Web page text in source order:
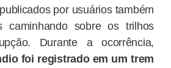
por usuários também
caminhando sobre os trilhos
Durante a ocorrência,
foi registrado em um trem